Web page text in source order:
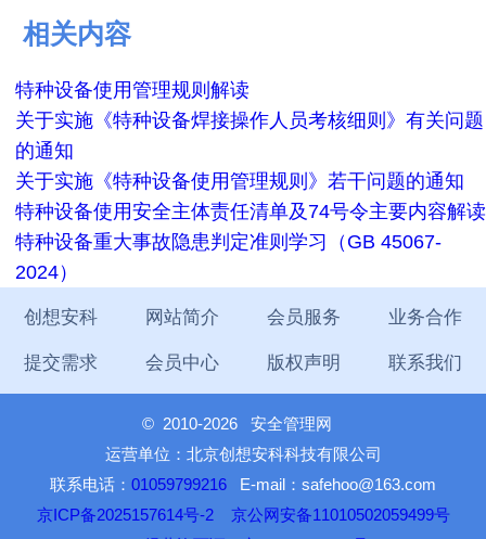
相关内容
特种设备使用管理规则解读
关于实施《特种设备焊接操作人员考核细则》有关问题
的通知
关于实施《特种设备使用管理规则》若干问题的通知
特种设备使用安全主体责任清单及74号令主要内容解读
特种设备重大事故隐患判定准则学习（GB 45067-
2024）
创想安科 网站简介 会员服务 业务合作
提交需求 会员中心 版权声明 联系我们
© 2010-2026 安全管理网
运营单位：北京创想安科科技有限公司
联系电话： 01059799216 E-mail：safehoo@163.com
京ICP备2025157614号-2
京公网安备11010502059499号